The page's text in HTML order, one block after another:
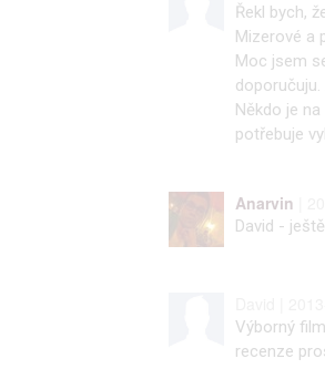
Řekl bych,
Mizerové a
Moc jsem
doporučuju.
Někdo je
potřebuje
Anarvin
David -
Výborný
recenze